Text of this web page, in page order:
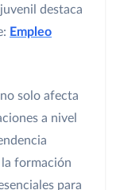
destaca
Empleo
solo afecta
a nivel
la formación
para